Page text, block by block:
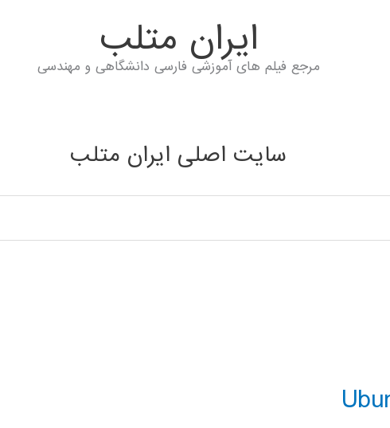
ايران متلب
مرجع فیلم های آموزشی فارسی دانشگاهی و مهندسی
سایت اصلی ایران متلب